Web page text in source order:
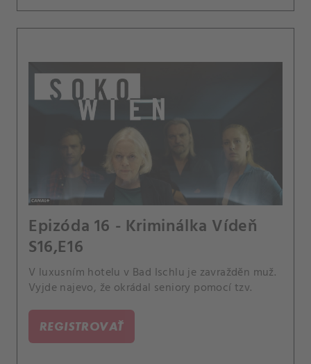
Epizóda 16 - Kriminálka Vídeň
S16,E16
V luxusním hotelu v Bad Ischlu je zavražděn muž.
Vyjde najevo, že okrádal seniory pomocí tzv.
REGISTROVAŤ